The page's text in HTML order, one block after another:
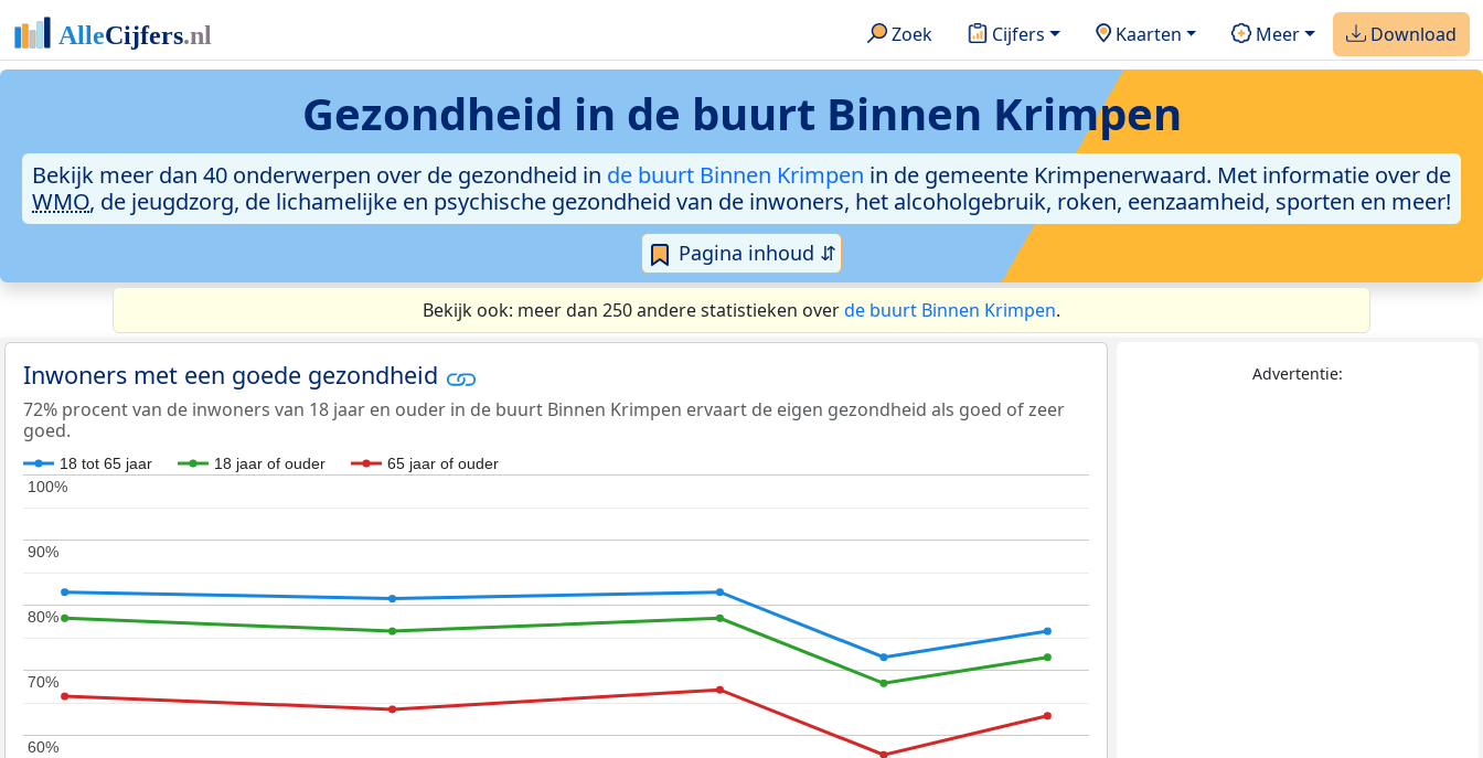
Zoek Cijfers Kaarten Meer Download
Gezondheid in de buurt Binnen Krimpen
Bekijk meer dan 40 onderwerpen over de gezondheid in de buurt Binnen Krimpen in de gemeente Krimpenerwaard. Met informatie over de
WMO, de jeugdzorg, de lichamelijke en psychische gezondheid van de inwoners, het alcoholgebruik, roken, eenzaamheid, sporten en meer!
Pagina inhoud ⇵
Bekijk ook: meer dan 250 andere statistieken overde buurt Binnen Krimpen.
Inwoners met een goede gezondheid
72% procent van de inwoners van 18 jaar en ouder in de buurt Binnen Krimpen ervaart de eigen gezondheid als goed of zeer
goed.
18 tot 65 jaar 18 jaar of ouder 65 jaar of ouder
60%
60%
70%
70%
80%
80%
90%
90%
100%
100%
Advertentie: